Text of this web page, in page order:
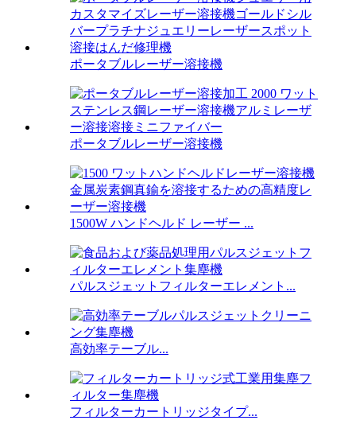
ポータブルレーザー溶接機
ポータブルレーザー溶接機
1500W ハンドヘルド レーザー ...
パルスジェットフィルターエレメント...
高効率テーブル...
フィルターカートリッジタイプ...